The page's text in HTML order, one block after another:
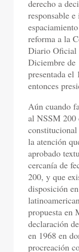
derecho a
responsable
reforma a la
Diario Oficial
Diciembre
presentada el
entonces
Aún cuando
al NSSM 200
la atención
aprobado
cercanía de
200, y que
disposición
propuesta en
declaración
en 1968 en
procreación